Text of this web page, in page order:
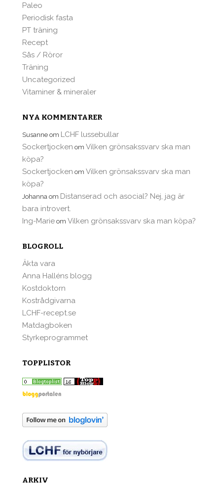
Paleo
Periodisk fasta
PT träning
Recept
Sås / Röror
Träning
Uncategorized
Vitaminer & mineraler
NYA KOMMENTARER
Susanne om LCHF lussebullar
Sockertjocken om Vilken grönsakssvarv ska man
köpa?
Sockertjocken om Vilken grönsakssvarv ska man
köpa?
Johanna om Distanserad och asocial? Nej, jag är
bara introvert.
Ing-Marie om Vilken grönsakssvarv ska man köpa?
BLOGROLL
Äkta vara
Anna Halléns blogg
Kostdoktorn
Kostrådgivarna
LCHF-recept.se
Matdagboken
Styrkeprogrammet
TOPPLISTOR
ARKIV